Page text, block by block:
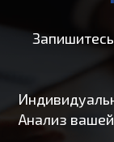
Анализ